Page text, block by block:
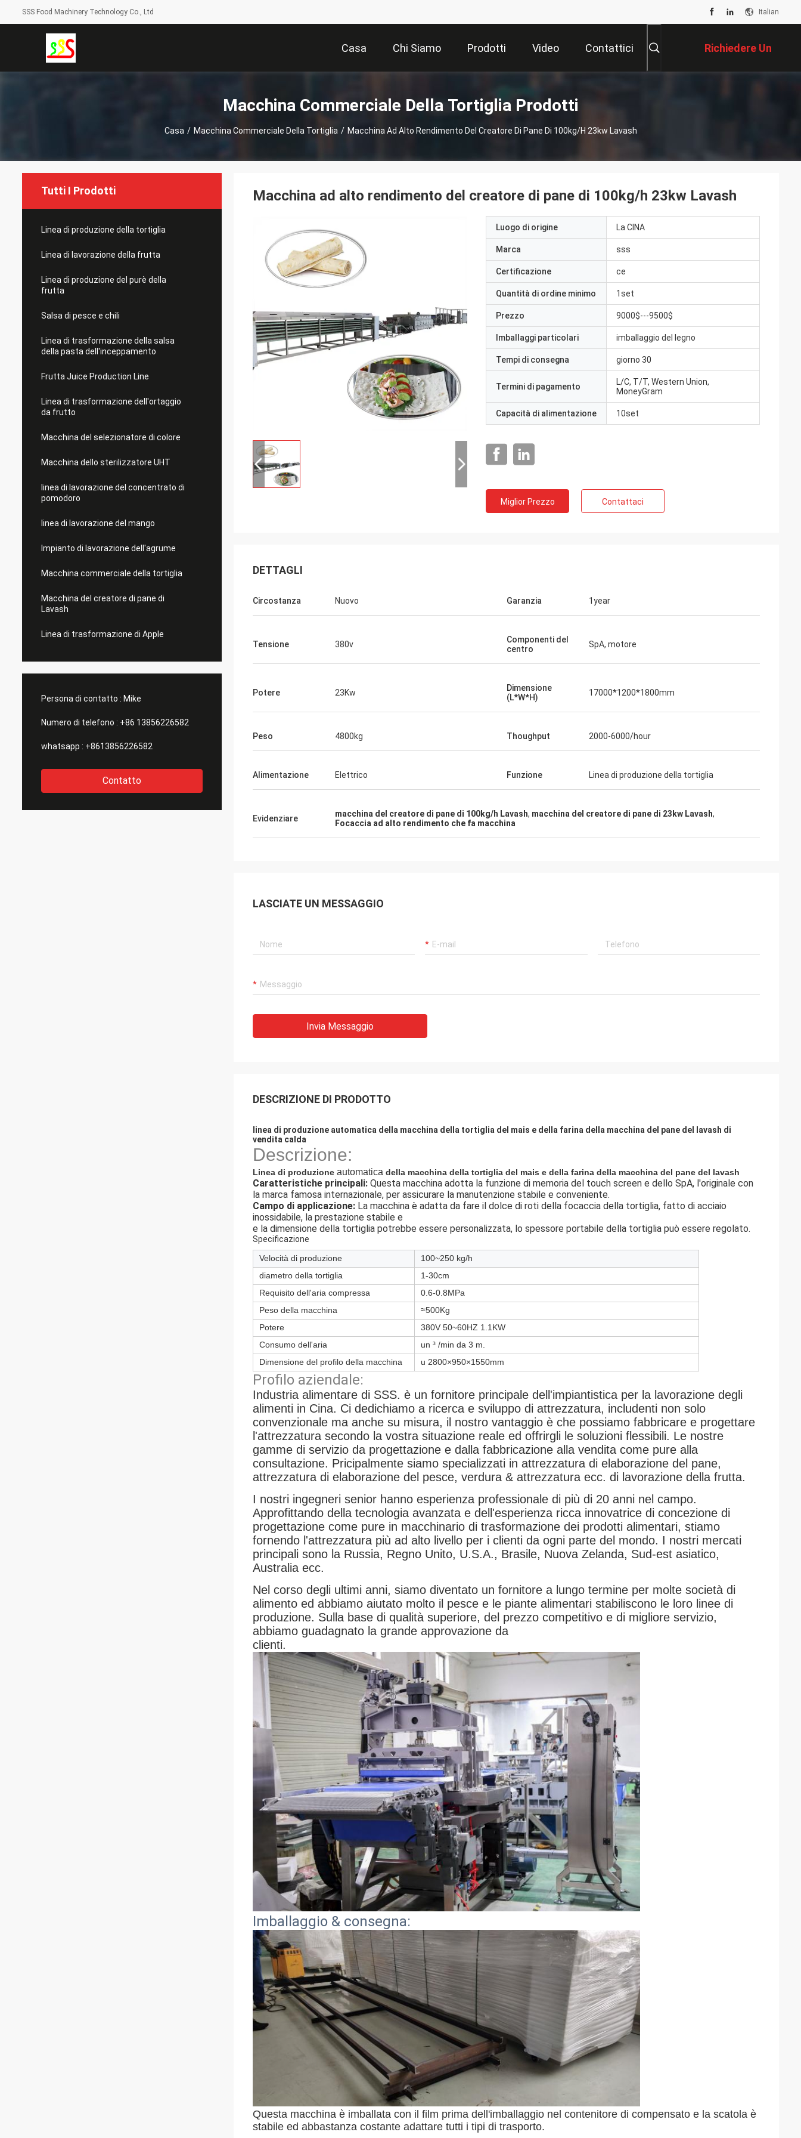
SSS Food Machinery Technology Co., Ltd Italian
Casa Chi Siamo Prodotti Video Contattici Richiedere Un
Preventivo
Macchina Commerciale Della Tortiglia Prodotti
Casa / Macchina Commerciale Della Tortiglia / Macchina Ad Alto Rendimento Del Creatore Di Pane Di 100kg/h 23kw Lavash
Tutti I Prodotti
Linea di produzione della tortiglia
Linea di lavorazione della frutta
Linea di produzione del purè della
frutta
Salsa di pesce e chili
Linea di trasformazione della salsa
della pasta dell'inceppamento
Frutta Juice Production Line
Linea di trasformazione dell'ortaggio
da frutto
Macchina del selezionatore di colore
Macchina dello sterilizzatore UHT
linea di lavorazione del concentrato di
pomodoro
linea di lavorazione del mango
Impianto di lavorazione dell'agrume
Macchina commerciale della tortiglia
Macchina del creatore di pane di
Lavash
Linea di trasformazione di Apple
Persona di contatto : Mike
Numero di telefono : +86 13856226582
whatsapp : +8613856226582
Contatto
Macchina ad alto rendimento del creatore di pane di 100kg/h 23kw Lavash
Luogo di origine La CINA
Marca sss
Certificazione ce
Quantità di ordine minimo 1set
Prezzo 9000$---9500$
Imballaggi particolari imballaggio del legno
Tempi di consegna giorno 30
Termini di pagamento
L/C, T/T, Western Union,
MoneyGram
Capacità di alimentazione 10set
Miglior Prezzo Contattaci
DETTAGLI
Circostanza Nuovo Garanzia 1year
Tensione 380v
Componenti del
centro
SpA, motore
Potere 23Kw
Dimensione
(L*W*H)
17000*1200*1800mm
Peso 4800kg Thoughput 2000-6000/hour
Alimentazione Elettrico Funzione Linea di produzione della tortiglia
Evidenziare macchina del creatore di pane di 100kg/h Lavash, macchina del creatore di pane di 23kw Lavash,
Focaccia ad alto rendimento che fa macchina
LASCIATE UN MESSAGGIO
Invia Messaggio
DESCRIZIONE DI PRODOTTO
linea di produzione automatica della macchina della tortiglia del mais e della farina della macchina del pane del lavash di
vendita calda
Descrizione:
Linea di produzione automatica della macchina della tortiglia del mais e della farina della macchina del pane del lavash
Caratteristiche principali: Questa macchina adotta la funzione di memoria del touch screen e dello SpA, l'originale con
la marca famosa internazionale, per assicurare la manutenzione stabile e conveniente.
Campo di applicazione: La macchina è adatta da fare il dolce di roti della focaccia della tortiglia, fatto di acciaio
inossidabile, la prestazione stabile e
e la dimensione della tortiglia potrebbe essere personalizzata, lo spessore portabile della tortiglia può essere regolato.
Specificazione
Velocità di produzione
100~250 kg/h
diametro della tortiglia
1-30cm
Requisito dell'aria compressa
0.6-0.8MPa
Peso della macchina
≈500Kg
Potere
380V 50~60HZ 1.1KW
Consumo dell'aria
un ³ /min da 3 m.
Dimensione del profilo della macchina
u 2800×950×1550mm
Profilo aziendale:
Industria alimentare di SSS. è un fornitore principale dell'impiantistica per la lavorazione degli
alimenti in Cina. Ci dedichiamo a ricerca e sviluppo di attrezzatura, includenti non solo
convenzionale ma anche su misura, il nostro vantaggio è che possiamo fabbricare e progettare
l'attrezzatura secondo la vostra situazione reale ed offrirgli le soluzioni flessibili. Le nostre
gamme di servizio da progettazione e dalla fabbricazione alla vendita come pure alla
consultazione. Pricipalmente siamo specializzati in attrezzatura di elaborazione del pane,
attrezzatura di elaborazione del pesce, verdura & attrezzatura ecc. di lavorazione della frutta.
I nostri ingegneri senior hanno esperienza professionale di più di 20 anni nel campo.
Approfittando della tecnologia avanzata e dell'esperienza ricca innovatrice di concezione di
progettazione come pure in macchinario di trasformazione dei prodotti alimentari, stiamo
fornendo l'attrezzatura più ad alto livello per i clienti da ogni parte del mondo. I nostri mercati
principali sono la Russia, Regno Unito, U.S.A., Brasile, Nuova Zelanda, Sud-est asiatico,
Australia ecc.
Nel corso degli ultimi anni, siamo diventato un fornitore a lungo termine per molte società di
alimento ed abbiamo aiutato molto il pesce e le piante alimentari stabiliscono le loro linee di
produzione. Sulla base di qualità superiore, del prezzo competitivo e di migliore servizio,
abbiamo guadagnato la grande approvazione da
clienti.
Imballaggio & consegna:
Questa macchina è imballata con il film prima dell'imballaggio nel contenitore di compensato e la scatola è
stabile ed abbastanza costante adattare tutti i tipi di trasporto.